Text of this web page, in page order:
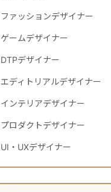
ファッションデザイナー
ゲームデザイナー
DTPデザイナー
エディトリアルデザイナー
インテリアデザイナー
プロダクトデザイナー
UI・UXデザイナー